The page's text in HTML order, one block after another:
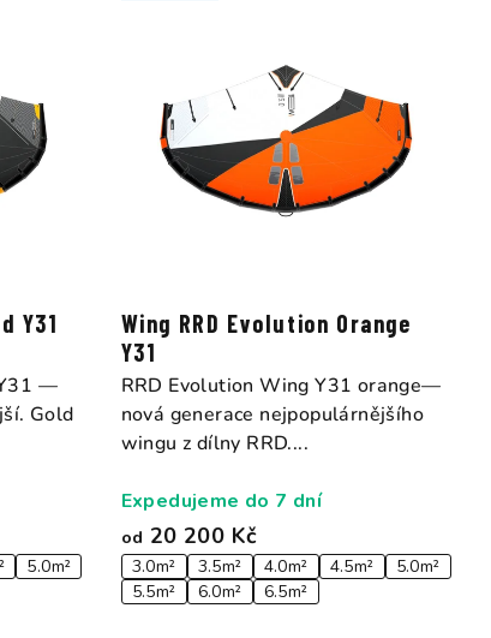
Y31
5.0m²
—
Gold
Wing RRD Evolution Orange
Y31
od 20 200 Kč
3.0m² 3.5m² 4.0m² 4.5m²
5.0m²
5.5m²
6.0m² 6.5m²
Expedujeme do 7 dní
RRD Evolution Wing Y31 orange—
nová generace nejpopulárnějšího
wingu z dílny RRD....